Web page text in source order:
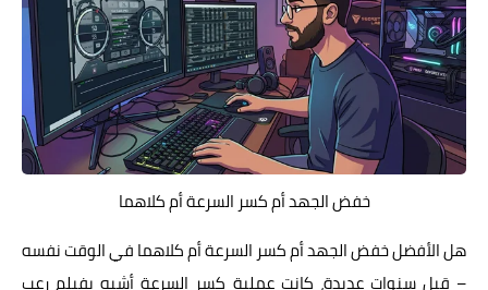
خفض الجهد أم كسر السرعة أم كلاهما
هل الأفضل خفض الجهد أم كسر السرعة أم كلاهما في الوقت نفسه
– قبل سنوات عديدة، كانت عملية كسر السرعة أشبه بفيلم رعب